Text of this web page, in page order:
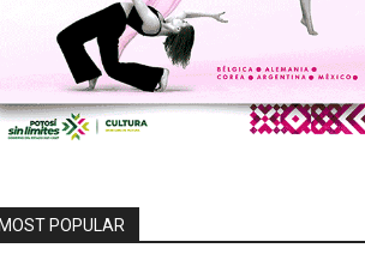
MOST POPULAR